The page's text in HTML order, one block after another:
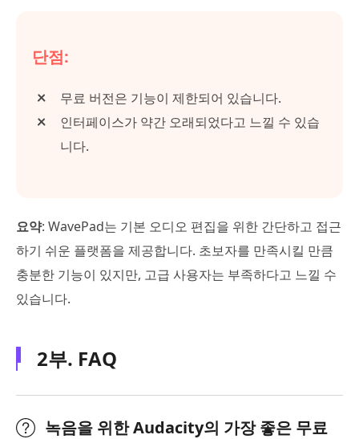
단점:
무료 버전은 기능이 제한되어 있습니다.
인터페이스가 약간 오래되었다고 느낄 수 있습
니다.
요약: WavePad는 기본 오디오 편집을 위한 간단하고 접근
하기 쉬운 플랫폼을 제공합니다. 초보자를 만족시킬 만큼
충분한 기능이 있지만, 고급 사용자는 부족하다고 느낄 수
있습니다.
2부. FAQ
녹음을 위한 Audacity의 가장 좋은 무료